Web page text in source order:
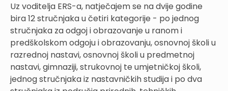
Uz voditelja ERS-a, natječajem se na dvije godine
bira 12 stručnjaka u četiri kategorije - po jednog
stručnjaka za odgoj i obrazovanje u ranom i
predškolskom odgoju i obrazovanju, osnovnoj školi u
razrednoj nastavi, osnovnoj školi u predmetnoj
nastavi, gimnaziji, strukovnoj te umjetničkoj školi,
jednog stručnjaka iz nastavničkih studija i po dva